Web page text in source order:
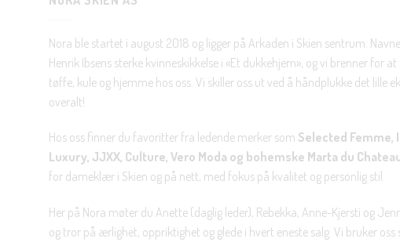
Nora ble startet i august 2018 og ligger på Arkaden i Skien sentrum.
Henrik Ibsens sterke kvinneskikkelse i «Et dukkehjem», og vi brenner for
tøffe, kule og hjemme hos oss. Vi skiller oss ut ved å håndplukke det lille
overalt!
Hos oss finner du favoritter fra ledende merker som Selected Femme,
Luxury, JJXX, Culture, Vero Moda og bohemske Marta du
for dameklær i Skien og på nett, med fokus på kvalitet og personlig stil.
Her på Nora møter du Anette (daglig leder), Rebekka, Anne-Kjersti og
og tror på ærlighet, oppriktighet og glede i hvert eneste salg. Vi bruker oss